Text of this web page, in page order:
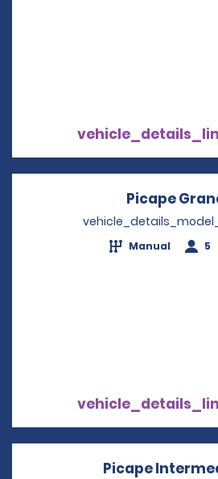
Picape
Manual 5
Picape